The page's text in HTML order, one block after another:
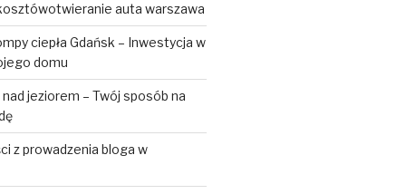
auta warszawa
ciepła Gdańsk – Inwestycja w
domu
jeziorem – Twój sposób na
z prowadzenia bloga w